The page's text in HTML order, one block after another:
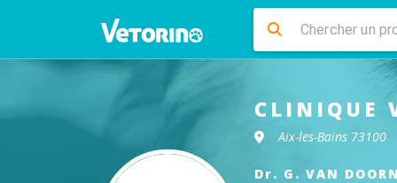
CLINIQUE
Aix-les-Bains 73100
Dr. G. VAN